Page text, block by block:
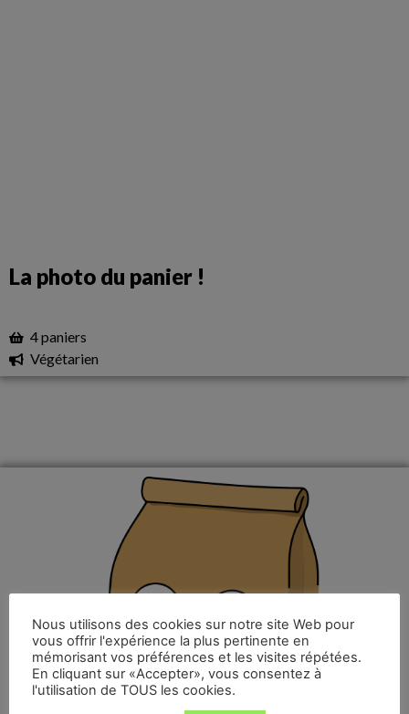
La photo du panier !
4 paniers
Végétarien
Nous utilisons des cookies sur notre site Web pour
vous offrir l'expérience la plus pertinente en
mémorisant vos préférences et les visites répétées.
En cliquant sur «Accepter», vous consentez à
l'utilisation de TOUS les cookies.